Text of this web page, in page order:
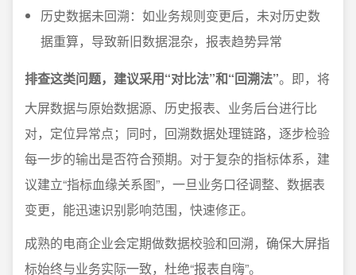
历史数据未回溯：如业务规则变更后，未对历史数
据重算，导致新旧数据混杂，报表趋势异常
排查这类问题，建议采用“对比法”和“回溯法”。即，将
大屏数据与原始数据源、历史报表、业务后台进行比
对，定位异常点；同时，回溯数据处理链路，逐步检验
每一步的输出是否符合预期。对于复杂的指标体系，建
议建立“指标血缘关系图”，一旦业务口径调整、数据表
变更，能迅速识别影响范围，快速修正。
成熟的电商企业会定期做数据校验和回溯，确保大屏指
标始终与业务实际一致，杜绝“报表自嗨”。